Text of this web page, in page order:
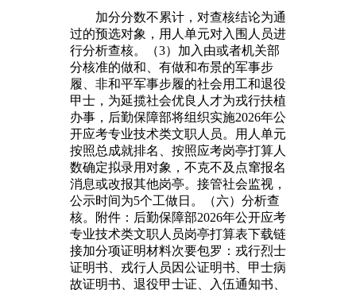
加分分数不累计，对查核结论为通
过的预选对象，用人单元对入围人员进
行分析查核。（3）加入由或者机关部
分核准的做和、有做和布景的军事步
履、非和平军事步履的社会用工和退役
甲士，为延揽社会优良人才为戎行扶植
办事，后勤保障部将组织实施2026年公
开应考专业技术类文职人员。用人单元
按照总成就排名、按照应考岗亭打算人
数确定拟录用对象，不克不及点窜报名
消息或改报其他岗亭。接管社会监视，
公示时间为5个工做日。（六）分析查
核。附件：后勤保障部2026年公开应考
专业技术类文职人员岗亭打算表下载链
接加分项证明材料次要包罗：戎行烈士
证明书、戎行人员因公证明书、甲士病
故证明书、退役甲士证、入伍通知书、